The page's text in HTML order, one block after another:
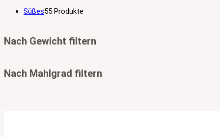
Süßes55 Produkte
Nach Gewicht filtern
Nach Mahlgrad filtern